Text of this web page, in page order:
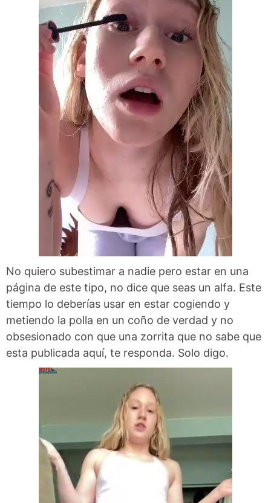
No quiero subestimar a nadie pero estar en una
página de este tipo, no dice que seas un alfa. Este
tiempo lo deberías usar en estar cogiendo y
metiendo la polla en un coño de verdad y no
obsesionado con que una zorrita que no sabe que
esta publicada aquí, te responda. Solo digo.